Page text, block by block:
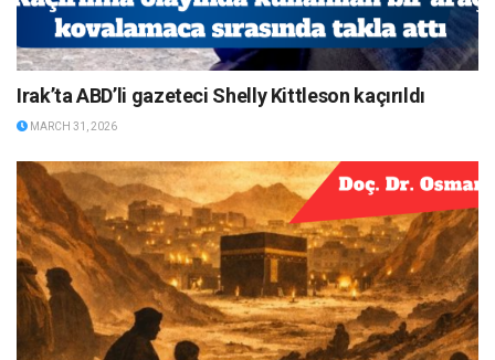
Irak’ta ABD’li gazeteci Shelly Kittleson kaçırıldı
MARCH 31, 2026